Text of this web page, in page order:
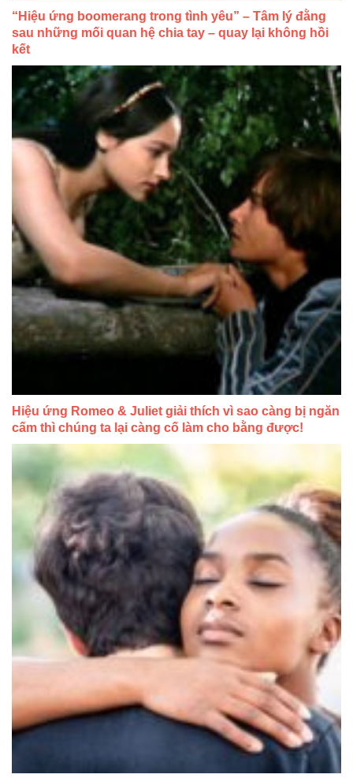
“Hiệu ứng boomerang trong tình yêu” – Tâm lý đằng
sau những mối quan hệ chia tay – quay lại không hồi
kết
Hiệu ứng Romeo & Juliet giải thích vì sao càng bị ngăn
cấm thì chúng ta lại càng cố làm cho bằng được!